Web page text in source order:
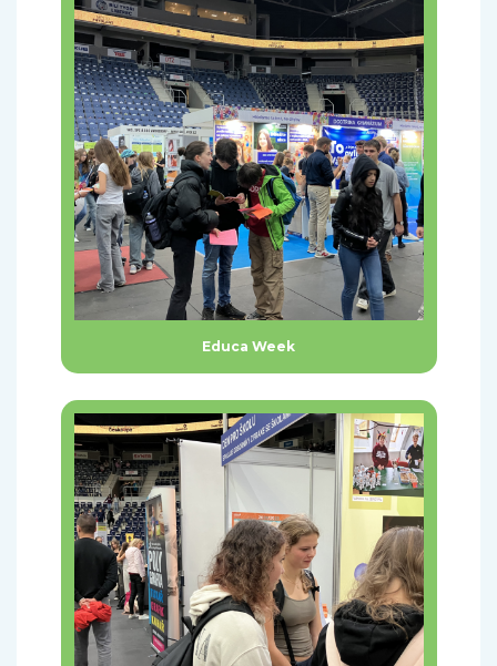
Educa Week